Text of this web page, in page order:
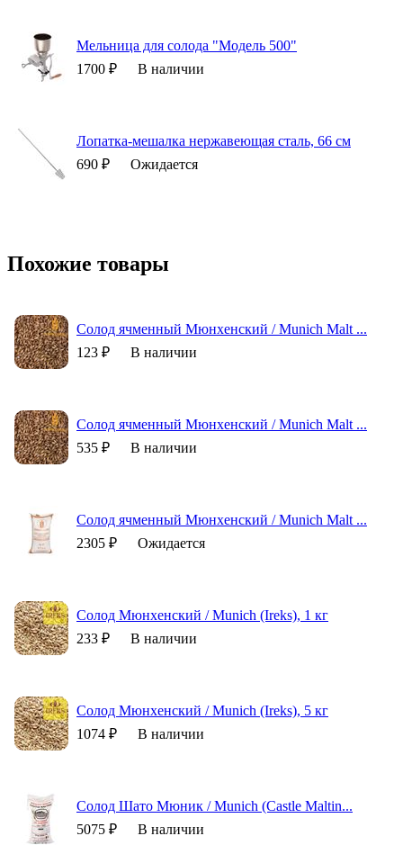
Мельница для солода "Модель 500"
1700 ₽
В наличии
Лопатка-мешалка нержавеющая сталь, 66 см
690 ₽
Ожидается
Похожие товары
Солод ячменный Мюнхенский / Munich Malt ...
123 ₽
В наличии
Солод ячменный Мюнхенский / Munich Malt ...
535 ₽
В наличии
Солод ячменный Мюнхенский / Munich Malt ...
2305 ₽
Ожидается
Солод Мюнхенский / Munich (Ireks), 1 кг
233 ₽
В наличии
Солод Мюнхенский / Munich (Ireks), 5 кг
1074 ₽
В наличии
Солод Шато Мюник / Munich (Castle Maltin...
5075 ₽
В наличии